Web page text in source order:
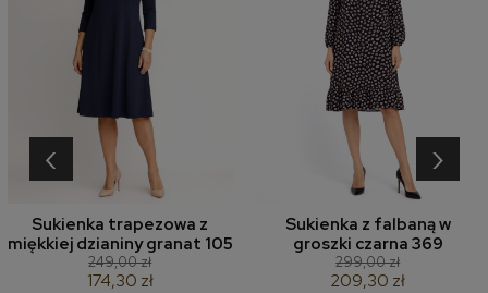
Sukienka trapezowa z
miękkiej dzianiny granat 105
249,00 zł
174,30 zł
Sukienka z falbaną w
groszki czarna 369
299,00 zł
209,30 zł
‹ ›